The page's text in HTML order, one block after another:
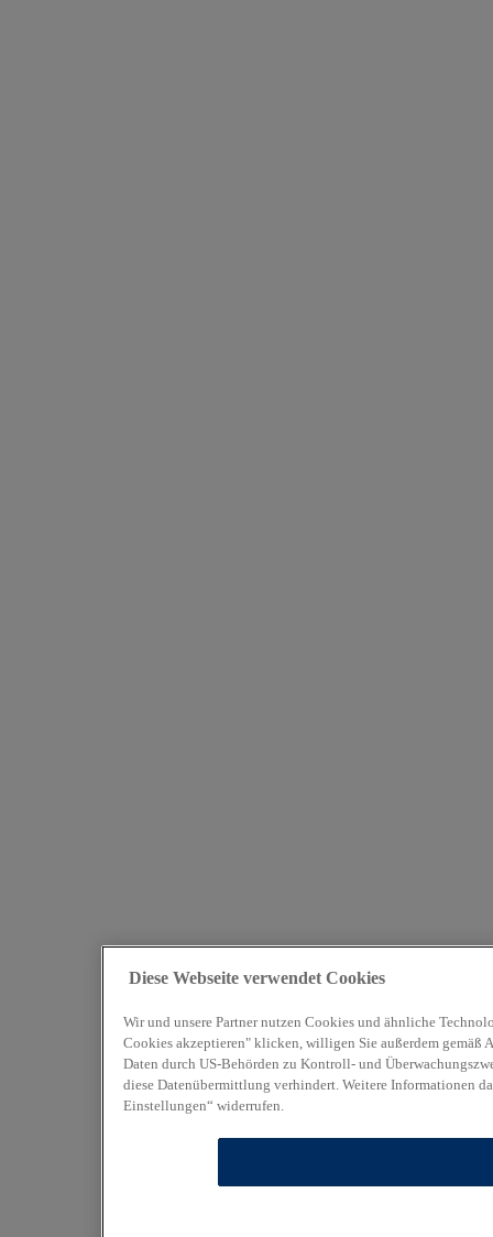
Diese Webseite verwendet Cookies
Wir und unsere Partner nutzen Cookies und ähnliche
Cookies akzeptieren" klicken, willigen Sie außerdem gemäß
Daten durch US-Behörden zu Kontroll- und
diese Datenübermittlung verhindert. Weitere Informationen
Einstellungen“ widerrufen.